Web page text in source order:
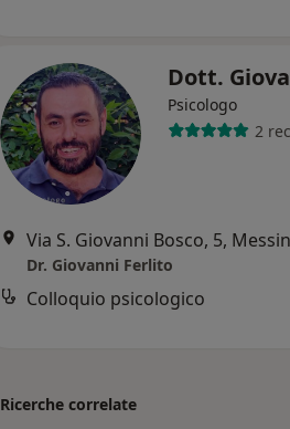
Dott.
Psicologo
2
Dr. Giovanni Ferlito
Colloquio psicologico
Ricerche correlate